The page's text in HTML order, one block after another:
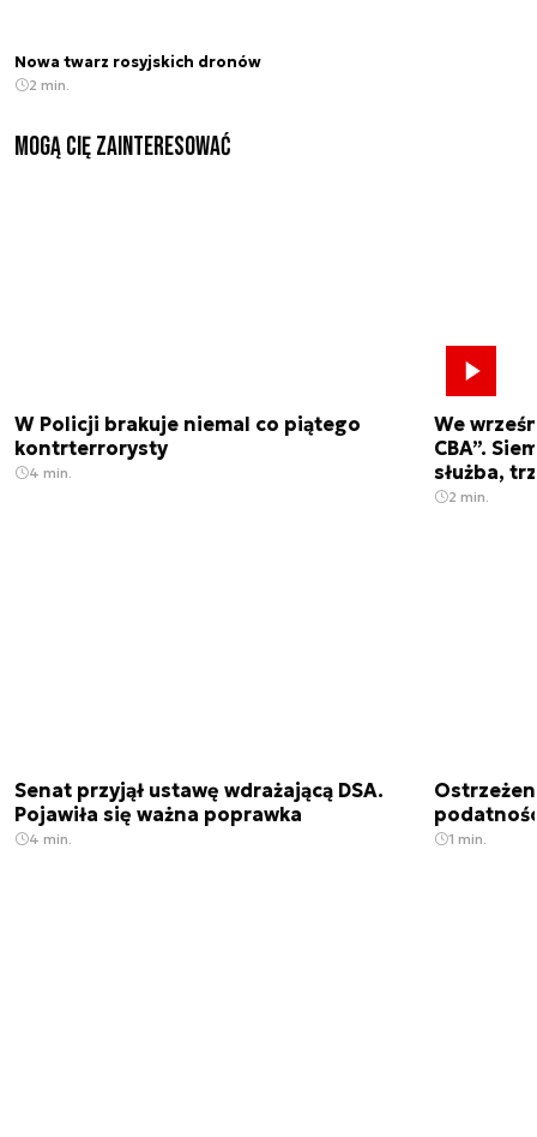
Nowa twarz rosyjskich dronów
2 min.
Mogą Cię zainteresować
W Policji brakuje niemal co piątego
kontrterrorysty
4 min.
We
CBA”.
służba,
2 min.
Senat przyjął ustawę wdrażającą DSA.
Pojawiła się ważna poprawka
4 min. 1 min.